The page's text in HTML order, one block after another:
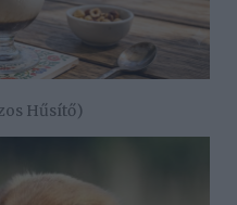
Hűsítő)